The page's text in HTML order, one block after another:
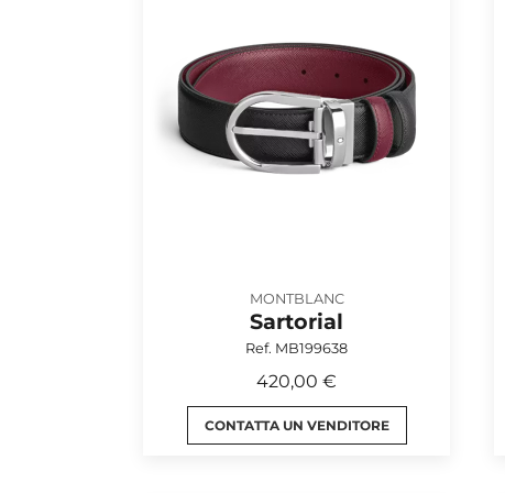
MONTBLANC
Sartorial
Ref. MB199638
420,00 €
CONTATTA UN VENDITORE